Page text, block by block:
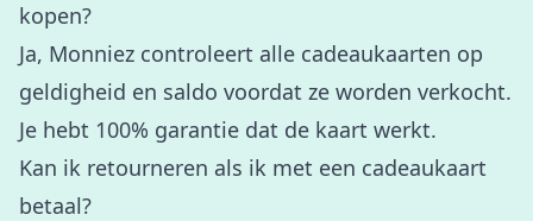
kopen?
Ja, Monniez controleert alle cadeaukaarten op
geldigheid en saldo voordat ze worden verkocht.
Je hebt 100% garantie dat de kaart werkt.
Kan ik retourneren als ik met een cadeaukaart
betaal?